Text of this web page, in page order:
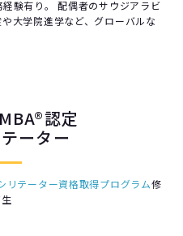
験有り。 配偶者のサウジアラビ
大学院進学など、グローバルな
認定
ーター
リテーター資格取得プログラム修